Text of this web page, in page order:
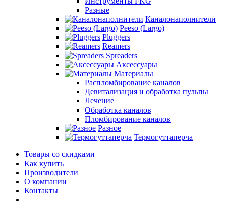
Разные
Каналонаполнители
Peeso (Largo)
Pluggers
Reamers
Spreaders
Аксессуары
Материалы
Распломбирование каналов
Девитализация и обработка пульпы
Лечение
Обработка каналов
Пломбирование каналов
Разное
Термогуттаперча
Товары со скидками
Как купить
Производители
О компании
Контакты